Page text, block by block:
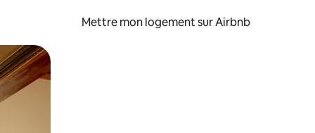
Mettre mon logement sur Airbnb